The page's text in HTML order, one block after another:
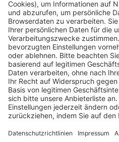
Pässe und Vereinswechsel
Trainerausbildung
Schulungsangebot
BFV-Geschäftsstellen
Trainerbörse
Login SpielPlus
FOLGE DEM BFV